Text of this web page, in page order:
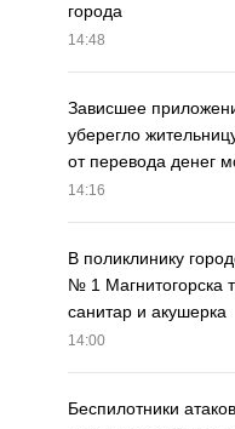
города
14:48
Зависшее
уберегло
от перевода денег
14:16
В поликлинику
№ 1 Магнитогорска
санитар и акушерка
14:00
Беспилотники